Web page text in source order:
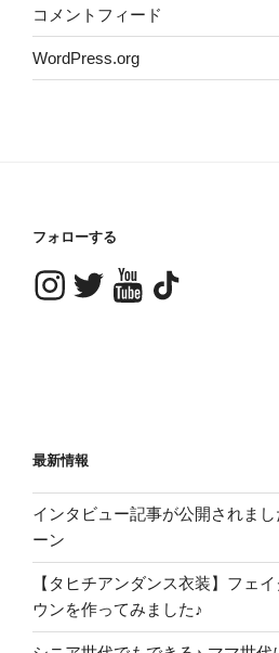
コメントフィード
WordPress.org
フォローする
Instagram
Twitter YouTubeTikTok
最新情報
インタビュー記事が公開されま
ーン
【タヒチアンダンス衣装】フェ
ウンを作ってみました♪